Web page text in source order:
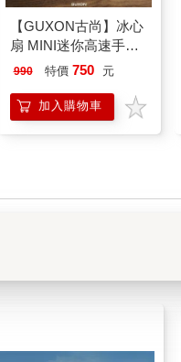
【GUXON古尚】冰心
扇 MINI迷你高速手持
風扇
990 特價 750 元
加入購物車